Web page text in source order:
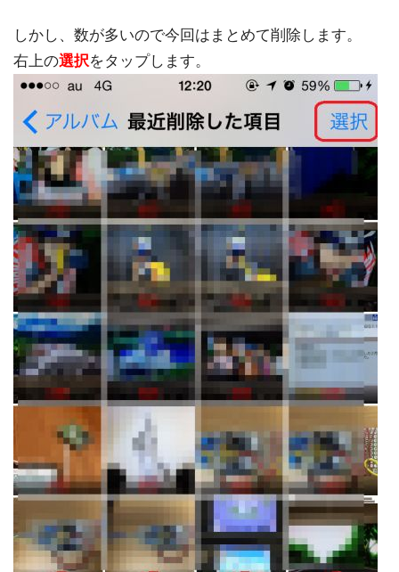
しかし、数が多いので今回はまとめて削除します。
右上の選択をタップします。